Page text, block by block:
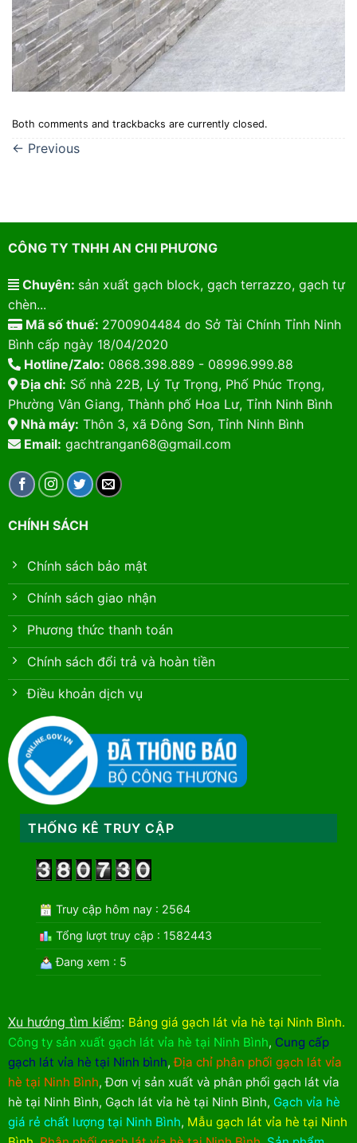
Both comments and trackbacks are currently closed.
← Previous
CÔNG TY TNHH AN CHI PHƯƠNG
Chuyên: sản xuất gạch block, gạch terrazzo, gạch tự
chèn...
Mã số thuế: 2700904484 do Sở Tài Chính Tỉnh Ninh
Bình cấp ngày 18/04/2020
Hotline/Zalo: 0868.398.889 - 08996.999.88
Địa chỉ: Số nhà 22B, Lý Tự Trọng, Phố Phúc Trọng,
Phường Vân Giang, Thành phố Hoa Lư, Tỉnh Ninh Bình
Nhà máy: Thôn 3, xã Đông Sơn, Tỉnh Ninh Bình
Email: gachtrangan68@gmail.com
CHÍNH SÁCH
Chính sách bảo mật
Chính sách giao nhận
Phương thức thanh toán
Chính sách đổi trả và hoàn tiền
Điều khoản dịch vụ
THỐNG KÊ TRUY CẬP
Truy cập hôm nay : 2564
Tổng lượt truy cập : 1582443
Đang xem : 5
Xu hướng tìm kiếm: Bảng giá gạch lát vỉa hè tại Ninh Bình.
Công ty sản xuất gạch lát vỉa hè tại Ninh Bình, Cung cấp
gạch lát vỉa hè tại Ninh bình,Địa chỉ phân phối gạch lát vỉa
hè tại Ninh Bình,Đơn vị sản xuất và phân phối gạch lát vỉa
hè tại Ninh Bình, Gạch lát vỉa hè tại Ninh Bình, Gạch vỉa hè
giá rẻ chất lượng tại Ninh Bình, Mẫu gạch lát vỉa hè tại Ninh